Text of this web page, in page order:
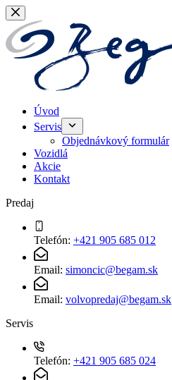
Skip
to
content
Úvod
Servis
Objednávkový formulár
Vozidlá
Akcie
Kontakt
Predaj
Telefón: +421 905 685 012
Email: simoncic@begam.sk
Email: volvopredaj@begam.sk
Servis
Telefón: +421 905 685 024